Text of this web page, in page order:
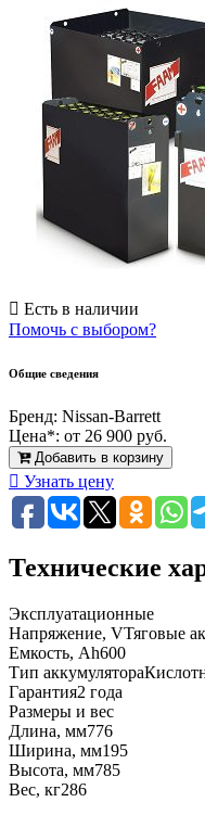
Есть в наличии
Помочь с выбором?
Общие сведения
Бренд: Nissan-Barrett
Цена*: от 26 900 руб.
Добавить в корзину
Узнать цену
Технические
Эксплуатационные
Напряжение, VТяговые
Емкость, Ah600
Тип аккумулятора
Гарантия2 года
Размеры и вес
Длина, мм776
Ширина, мм195
Высота, мм785
Вес, кг286